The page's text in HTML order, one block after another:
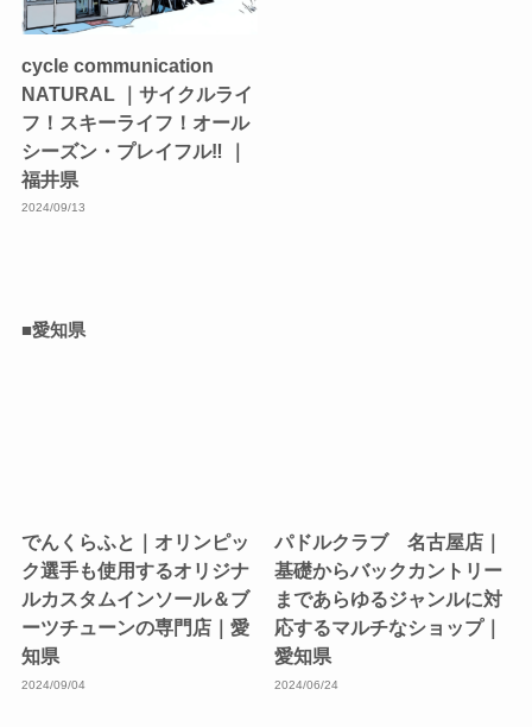
cycle communication
NATURAL ｜サイクルライ
フ！スキーライフ！オール
シーズン・プレイフル‼︎ ｜
福井県
2024/09/13
■愛知県
でんくらふと｜オリンピッ
ク選手も使用するオリジナ
ルカスタムインソール＆ブ
ーツチューンの専門店｜愛
知県
2024/09/04
パドルクラブ 名古屋店｜
基礎からバックカントリー
まであらゆるジャンルに対
応するマルチなショップ｜
愛知県
2024/06/24